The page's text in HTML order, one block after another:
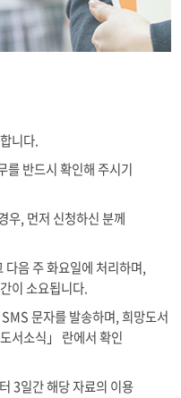
니다.
를 반드시 확인해 주시기
우, 먼저 신청하신 분께
음 주 화요일에 처리하며,
이 소요됩니다.
문자를 발송하며, 희망도서
서소식」 란에서 확인
3일간 해당 자료의 이용